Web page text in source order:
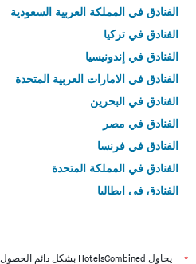
الفنادق في المملكة العربية السعودية
الفنادق في تركيا
الفنادق في إندونيسيا
الفنادق في الامارات العربية المتحدة
الفنادق في البحرين
الفنادق في مصر
الفنادق في فرنسا
الفنادق في المملكة المتحدة
الفنادق في إيطاليا
*
يحاول HotelsCombined بشكل دائم الحصول على الأسعار الدقيقة، ولكن